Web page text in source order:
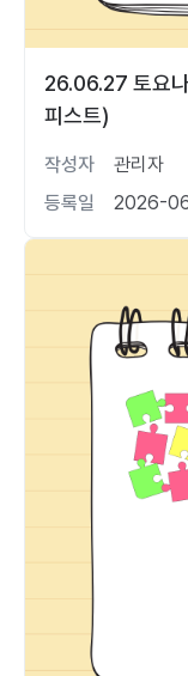
26.06.27 토요
피스트)
작성자
관리자
등록일
2026-